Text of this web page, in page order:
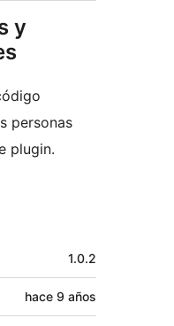
y
personas
plugin.
1.0.2
hace 9 años